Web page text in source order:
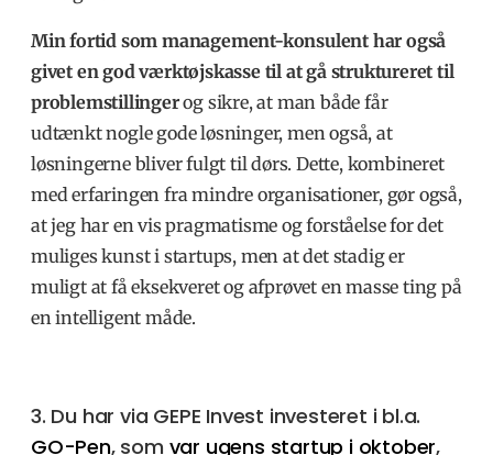
Min fortid som management-konsulent har også
givet en god værktøjskasse til at gå struktureret til
problemstillingerog sikre, at man både får
udtænkt nogle gode løsninger, men også, at
løsningerne bliver fulgt til dørs. Dette, kombineret
med erfaringen fra mindre organisationer, gør også,
at jeg har en vis pragmatisme og forståelse for det
muliges kunst i startups, men at det stadig er
muligt at få eksekveret og afprøvet en masse ting på
en intelligent måde.
3. Du har via GEPE Invest investeret i bl.a.
GO-Pen, som var ugens startup i oktober,